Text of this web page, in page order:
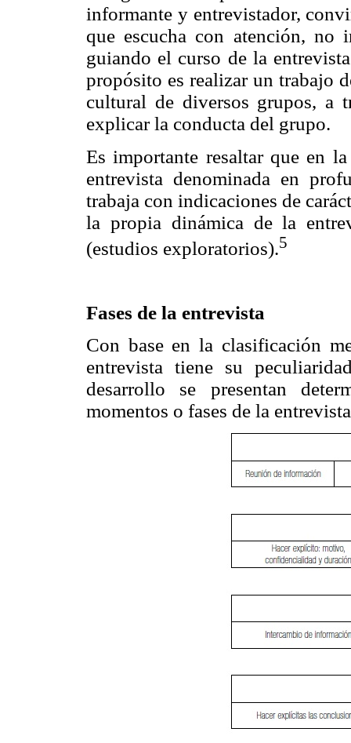
informante y entrevistador,
que escucha con atención, no
guiando el curso de la
propósito es realizar un trabajo
cultural de diversos grupos, a
explicar la conducta del grupo.
Es importante resaltar que en
entrevista denominada en
trabaja con indicaciones de
la propia dinámica de la
(estudios exploratorios).5
Fases de la entrevista
Con base en la clasificación
entrevista tiene su
desarrollo se presentan
momentos o fases de la